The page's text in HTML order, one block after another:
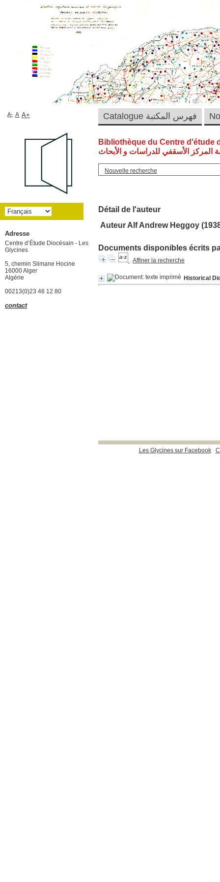
Bibliothèque du Centre d'étude
المركز الأسقفي للدراسات و الأبحاث
Nouvelle recherche
Détail de l'auteur
Auteur Alf Andrew Heggoy
Documents disponibles écrits
Affiner la recherche
Historical
Les Glycines sur Facebook
Catalogue فهرس المكتبة A- A A+
Adresse
Centre d’Étude Diocésain - Les
Glycines
5, chemin Slimane Hocine
16000 Alger
Algérie
00213(0)23 46 12 80
contact